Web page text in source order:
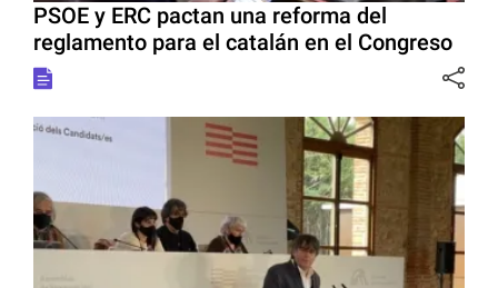
PSOE y ERC pactan una reforma del
reglamento para el catalán en el Congreso